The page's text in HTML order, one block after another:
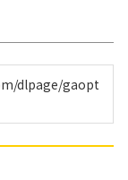
dlpage/gaopt